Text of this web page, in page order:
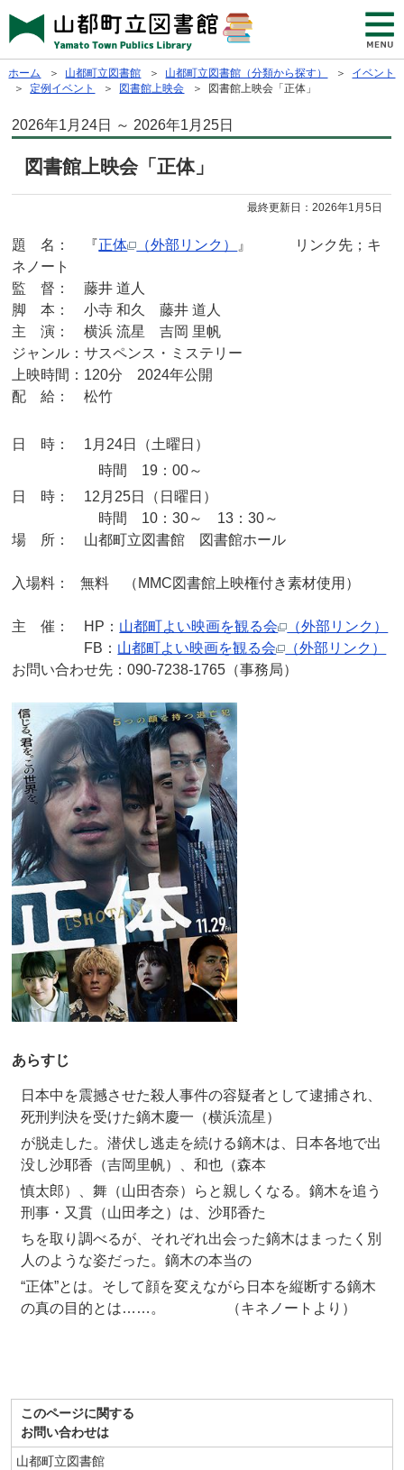
ホーム ＞ 山都町立図書館 ＞ 山都町立図書館（分類から探す） ＞ イベント
＞ 定例イベント ＞ 図書館上映会 ＞ 図書館上映会「正体」
2026年1月24日 ～ 2026年1月25日
図書館上映会「正体」
最終更新日：2026年1月5日
題 名： 『正体 （外部リンク） 』 リンク先；キ
ネノート
監 督： 藤井 道人
脚 本： 小寺 和久 藤井 道人
主 演： 横浜 流星 吉岡 里帆
ジャンル：サスペンス・ミステリー
上映時間：120分 2024年公開
配 給： 松竹
日 時： 1月24日（土曜日）
時間 19：00～
日 時： 12月25日（日曜日）
時間 10：30～ 13：30～
場 所： 山都町立図書館 図書館ホール
入場料： 無料 （MMC図書館上映権付き素材使用）
主 催： HP： 山都町よい映画を観る会
（外部リンク）
FB： 山都町よい映画を観る会
（外部リンク）
お問い合わせ先：090-7238-1765（事務局）
あらすじ
日本中を震撼させた殺人事件の容疑者として逮捕され、
死刑判決を受けた鏑木慶一（横浜流星）
が脱走した。潜伏し逃走を続ける鏑木は、日本各地で出
没し沙耶香（吉岡里帆）、和也（森本
慎太郎）、舞（山田杏奈）らと親しくなる。鏑木を追う
刑事・又貫（山田孝之）は、沙耶香た
ちを取り調べるが、それぞれ出会った鏑木はまったく別
人のような姿だった。鏑木の本当の
“正体”とは。そして顔を変えながら日本を縦断する鏑木
の真の目的とは……。 （キネノートより）
このページに関する
お問い合わせは
山都町立図書館